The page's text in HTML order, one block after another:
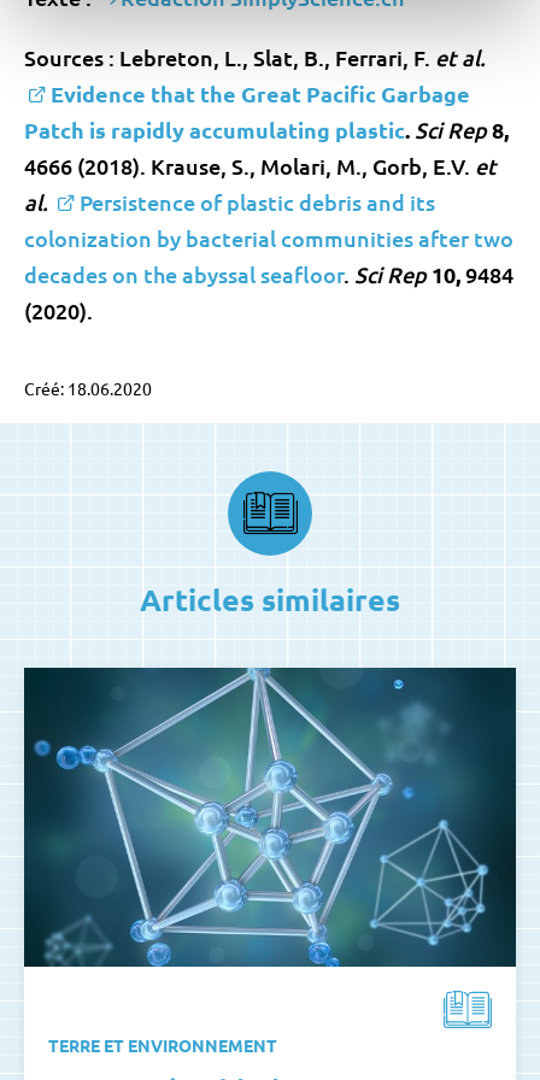
Sources : Lebreton, L., Slat, B., Ferrari, F. et al.
Evidence that the Great Pacific Garbage
Patch is rapidly accumulating plastic. Sci Rep8,
4666 (2018). Krause, S., Molari, M., Gorb, E.V. et
al.
Persistence of plastic debris and its
colonization by bacterial communities after two
decades on the abyssal seafloor. Sci Rep 10,9484
(2020).
Créé: 18.06.2020
Articles similaires
TERRE ET ENVIRONNEMENT